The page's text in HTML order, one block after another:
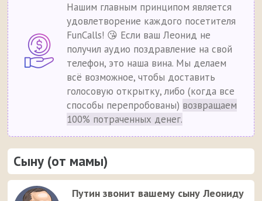
Нашим главным принципом является
удовлетворение каждого посетителя
FunCalls! 😘 Если ваш Леонид не
получил аудио поздравление на свой
телефон, это наша вина. Мы делаем
всё возможное, чтобы доставить
голосовую открытку, либо (когда все
способы перепробованы) возвращаем
100% потраченных денег.
Сыну (от мамы)
Путин звонит вашему сыну Леониду